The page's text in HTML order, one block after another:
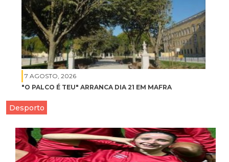
7 AGOSTO, 2026
"O PALCO É TEU" ARRANCA DIA 21 EM MAFRA
Desporto